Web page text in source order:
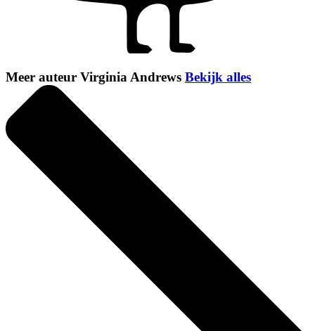
Meer auteur Virginia Andrews Bekijk alles